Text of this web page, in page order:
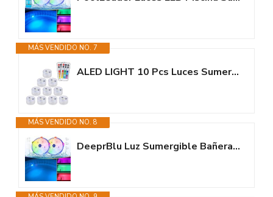
MÁS VENDIDO NO. 7
ALED LIGHT 10 Pcs Luces Sumergibles LED RGB, Subacuáticas Impermeable SMD...
MÁS VENDIDO NO. 8
DeeprBlu Luz Sumergible Bañera, Luz Spa Recargables que Cambian de Color...